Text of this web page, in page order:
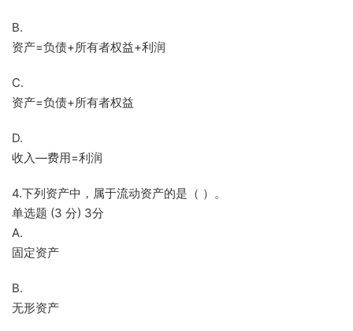
B.
资产=负债+所有者权益+利润
C.
资产=负债+所有者权益
D.
收入—费用=利润
4.下列资产中，属于流动资产的是（ ）。
单选题 (3 分) 3分
A.
固定资产
B.
无形资产